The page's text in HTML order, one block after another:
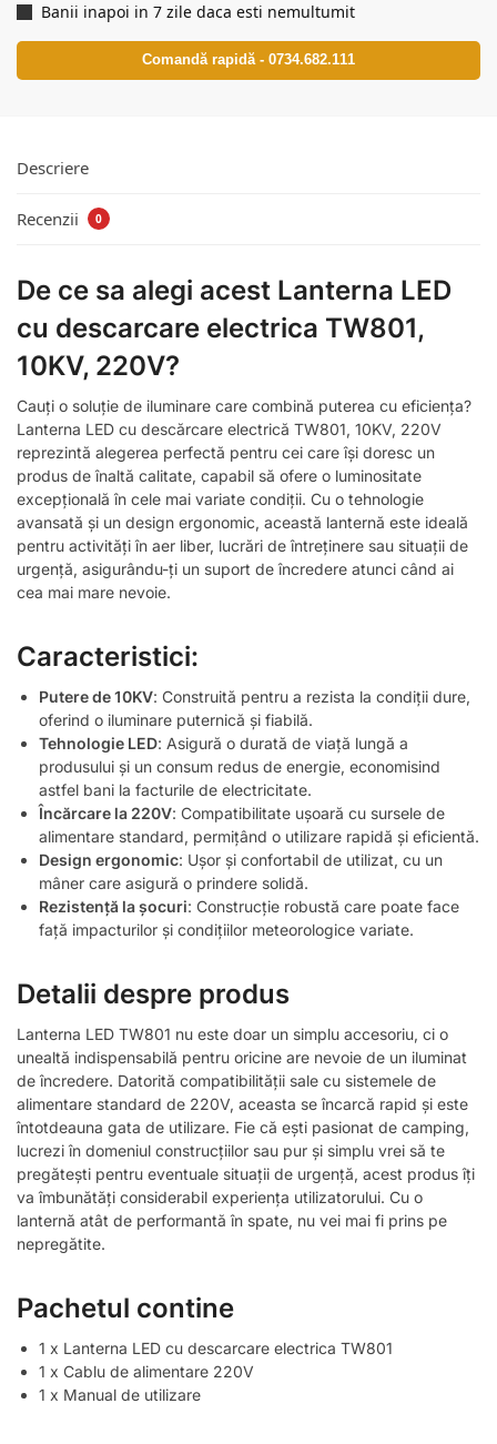
Banii inapoi in 7 zile daca esti nemultumit
Comandă rapidă - 0734.682.111
Descriere
Recenzii 0
De ce sa alegi acest Lanterna LED
cu descarcare electrica TW801,
10KV, 220V?
Cauți o soluție de iluminare care combină puterea cu eficiența?
Lanterna LED cu descărcare electrică TW801, 10KV, 220V
reprezintă alegerea perfectă pentru cei care își doresc un
produs de înaltă calitate, capabil să ofere o luminositate
excepțională în cele mai variate condiții. Cu o tehnologie
avansată și un design ergonomic, această lanternă este ideală
pentru activități în aer liber, lucrări de întreținere sau situații de
urgență, asigurându-ți un suport de încredere atunci când ai
cea mai mare nevoie.
Caracteristici:
Putere de 10KV: Construită pentru a rezista la condiții dure,
oferind o iluminare puternică și fiabilă.
Tehnologie LED: Asigură o durată de viață lungă a
produsului și un consum redus de energie, economisind
astfel bani la facturile de electricitate.
Încărcare la 220V: Compatibilitate ușoară cu sursele de
alimentare standard, permițând o utilizare rapidă și eficientă.
Design ergonomic: Ușor și confortabil de utilizat, cu un
mâner care asigură o prindere solidă.
Rezistență la șocuri: Construcție robustă care poate face
față impacturilor și condițiilor meteorologice variate.
Detalii despre produs
Lanterna LED TW801 nu este doar un simplu accesoriu, ci o
unealtă indispensabilă pentru oricine are nevoie de un iluminat
de încredere. Datorită compatibilității sale cu sistemele de
alimentare standard de 220V, aceasta se încarcă rapid și este
întotdeauna gata de utilizare. Fie că ești pasionat de camping,
lucrezi în domeniul construcțiilor sau pur și simplu vrei să te
pregătești pentru eventuale situații de urgență, acest produs îți
va îmbunătăți considerabil experiența utilizatorului. Cu o
lanternă atât de performantă în spate, nu vei mai fi prins pe
nepregătite.
Pachetul contine
1 x Lanterna LED cu descarcare electrica TW801
1 x Cablu de alimentare 220V
1 x Manual de utilizare